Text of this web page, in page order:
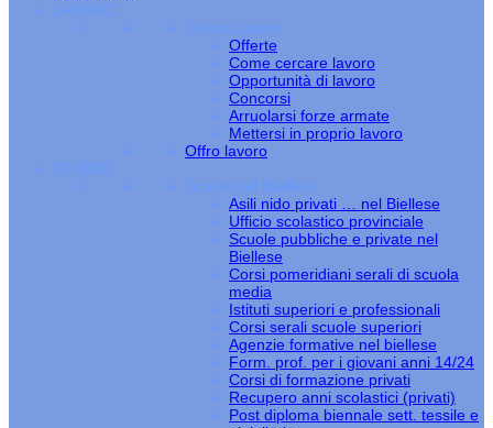
LAVORO
Cerco Lavoro
Offerte
Come cercare lavoro
Opportunità di lavoro
Concorsi
Arruolarsi forze armate
Mettersi in proprio lavoro
Offro lavoro
STUDIO
Scuole nel Biellese
Asili nido privati … nel Biellese
Ufficio scolastico provinciale
Scuole pubbliche e private nel
Biellese
Corsi pomeridiani serali di scuola
media
Istituti superiori e professionali
Corsi serali scuole superiori
Agenzie formative nel biellese
Form. prof. per i giovani anni 14/24
Corsi di formazione privati
Recupero anni scolastici (privati)
Post diploma biennale sett. tessile e